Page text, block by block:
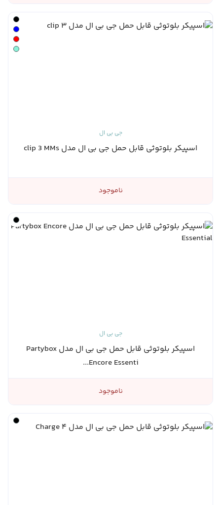
جی بی ال
اسپیکر بلوتوثی قابل حمل جی بی ال مدل clip 3 MMs
ناموجود
جی بی ال
اسپیکر بلوتوثی قابل حمل جی بی ال مدل Partybox
Encore Essenti...
ناموجود